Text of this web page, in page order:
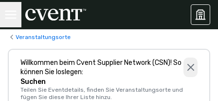
Veranstaltungsorte
Willkommen beim Cvent Supplier Network (CSN)! So
können Sie loslegen:
Suchen
Teilen Sie Eventdetails, finden Sie Veranstaltungsorte und
fügen Sie diese Ihrer Liste hinzu.